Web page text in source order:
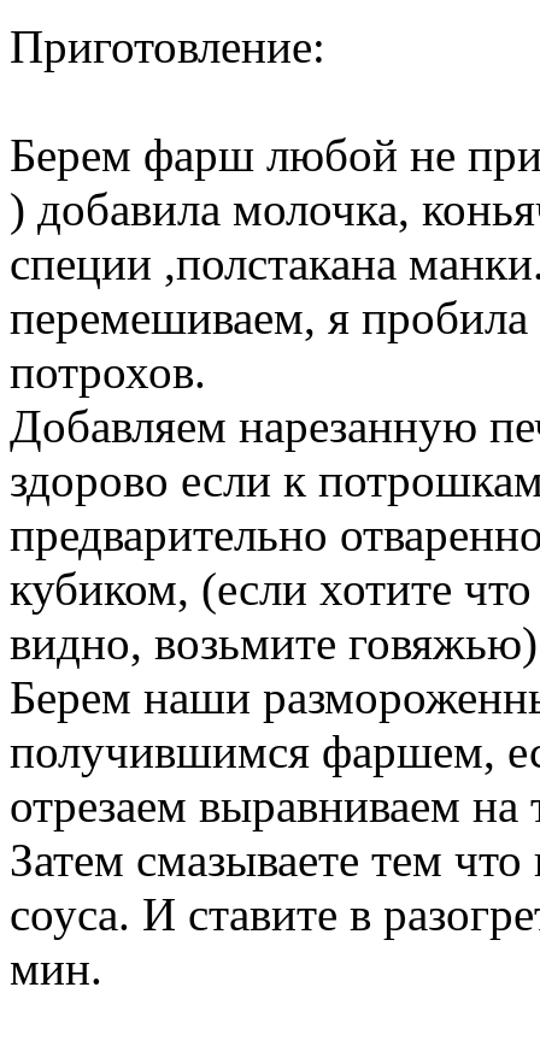
Приготовление:
Берем фарш любой не
) добавила молочка,
специи ,полстакана
перемешиваем, я
потрохов.
Добавляем нарезанную
здорово если к
предварительно
кубиком, (если хотите
видно, возьмите
Берем наши
получившимся фаршем,
отрезаем выравниваем
Затем смазываете тем
соуса. И ставите в
мин.